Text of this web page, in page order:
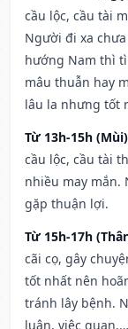
cầu lộc, cầu tài
Người đi xa
hướng Nam thì
mâu thuẫn hay
lâu la nhưng tốt
Từ 13h-15h
cầu lộc, cầu tài
nhiều may mắn.
gặp thuận lợi.
Từ 15h-17h
cãi cọ, gây
tốt nhất nên
tránh lây bệnh.
luận, việc